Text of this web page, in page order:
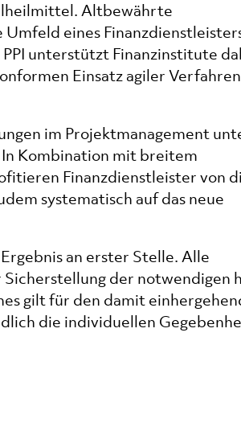
Altbewährte
eines
unterstützt Finanzinstitute
Einsatz agiler
im Projektmanagement
In Kombination mit breitem
Finanzdienstleister von
systematisch auf das neue
an erster Stelle. Alle
der notwendigen
gilt für den damit
die individuellen